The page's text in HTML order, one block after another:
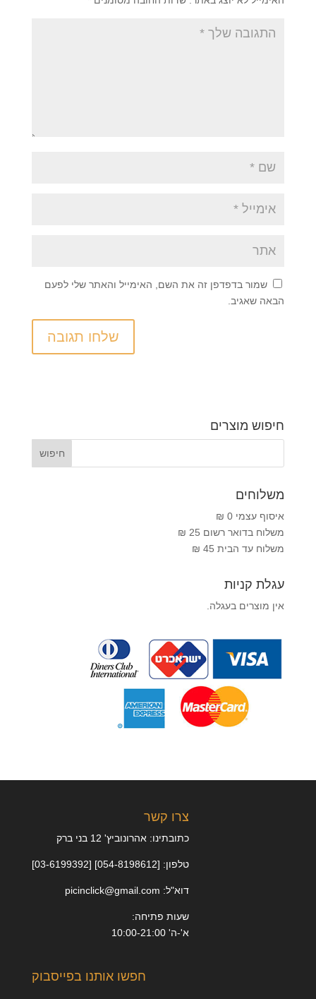
שמור בדפדפן זה את השם, האימייל והאתר שלי לפעם
הבאה שאגיב.
חיפוש מוצרים
משלוחים
איסוף עצמי 0 ₪
משלוח בדואר רשום 25 ₪
משלוח עד הבית 45 ₪
עגלת קניות
אין מוצרים בעגלה.
צרו קשר
כתובתינו: אהרונוביץ' 12 בני ברק
טלפון: [054-8198612] [03-6199392]
דוא"ל: picinclick@gmail.com
שעות פתיחה:
א'-ה' 10:00-21:00
חפשו אותנו בפייסבוק